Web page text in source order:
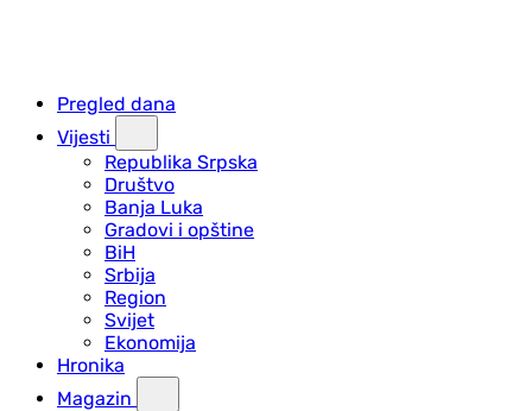
Pregled dana
Vijesti
Republika Srpska
Društvo
Banja Luka
Gradovi i opštine
BiH
Srbija
Region
Svijet
Ekonomija
Hronika
Magazin